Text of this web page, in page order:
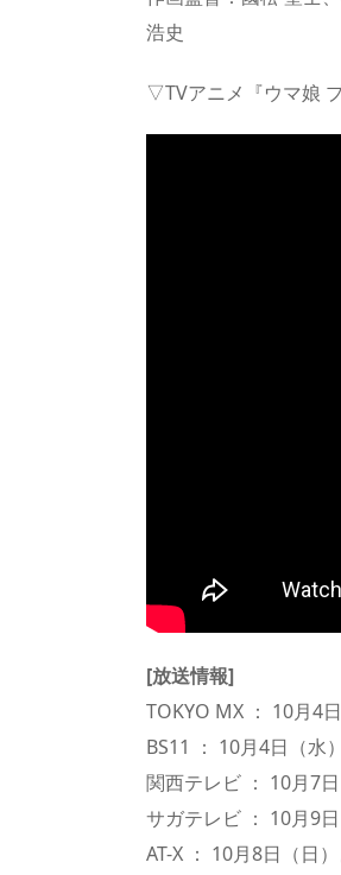
浩史
▽TVアニメ『ウマ娘
[放送情報]
TOKYO MX ： 10月4
BS11 ： 10月4日（水
関西テレビ ： 10月7
サガテレビ ： 10月9
AT-X ： 10月8日（日